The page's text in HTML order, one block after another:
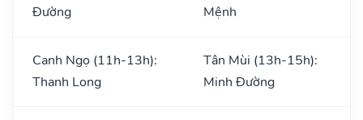
Đường
Mệnh
Canh Ngọ (11h-13h):
Thanh Long
Tân Mùi (13h-15h):
Minh Đường